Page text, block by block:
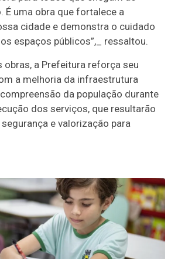
É uma obra que fortalece a
cidade e demonstra o cuidado
espaços públicos”,_ ressaltou.
obras, a Prefeitura reforça seu
a melhoria da infraestrutura
da população durante
dos serviços, que resultarão
e valorização para